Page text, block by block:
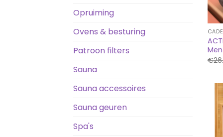
Opruiming
Ovens & besturing
Patroon filters
Sauna
Sauna accessoires
Sauna geuren
Spa's
€